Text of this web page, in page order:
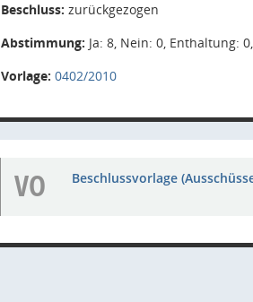
Beschluss: zurückgezogen
Abstimmung: Ja: 8, Nein: 0, Enthaltung:
Vorlage: 0402/2010
VO Beschlussvorlage